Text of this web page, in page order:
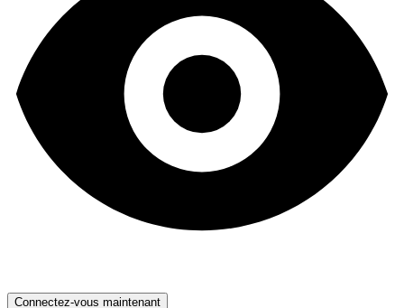
Connectez-vous maintenant